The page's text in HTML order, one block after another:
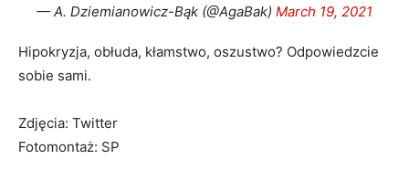
— A. Dziemianowicz-Bąk (@AgaBak) March 19, 2021
Hipokryzja, obłuda, kłamstwo, oszustwo? Odpowiedzcie
sobie sami.
Zdjęcia: Twitter
Fotomontaż: SP